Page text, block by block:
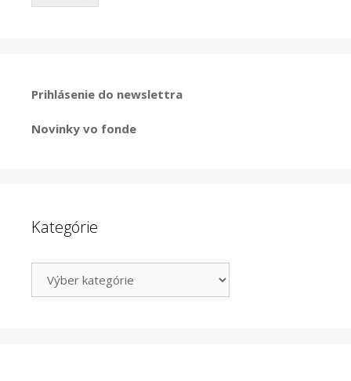
Prihlásenie do newslettra
Novinky vo fonde
Kategórie